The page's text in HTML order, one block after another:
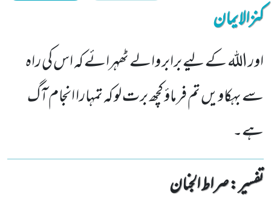
کنزالایمان
اور اللہ کے لیے برابر والے ٹھہرائے کہ اس کی راہ
سے بہکاویں تم فرماؤ کچھ برت لو کہ تمہارا انجام آگ
ہے۔
تفسیر : ‎صراط الجنان